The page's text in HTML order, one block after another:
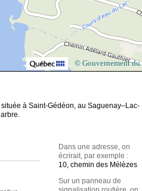
© Gouvernement du
à Saint-Gédéon, au Saguenay–Lac-
Dans une adresse, on
écrirait, par exemple :
10, chemin des Mélèzes
Sur un panneau de